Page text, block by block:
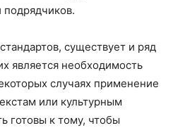
существует и ряд
является необходимость
случаях применение
или культурным
готовы к тому, чтобы